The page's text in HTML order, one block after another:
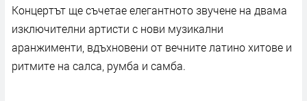
Концертът ще съчетае елегантното звучене на двама
изключителни артисти с нови музикални
аранжименти, вдъхновени от вечните латино хитове и
ритмите на салса, румба и самба.